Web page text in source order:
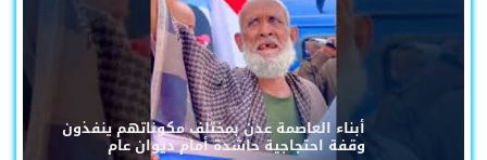
أبناء العاصمة عدن بمختلف مكوناتهم ينفذون
وقفة احتجاجية حاشدة أمام ديوان عام